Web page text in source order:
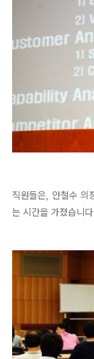
직원들은, 안철수 의
는 시간을 가졌습니